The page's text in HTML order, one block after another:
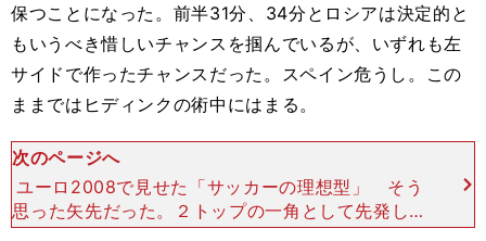
保つことになった。前半31分、34分とロシアは決定的と
もいうべき惜しいチャンスを掴んでいるが、いずれも左
サイドで作ったチャンスだった。スペイン危うし。この
ままではヒディンクの術中にはまる。
次のページへ
ユーロ2008で見せた「サッカーの理想型」 そう
思った矢先だった。２トップの一角として先発した
ダビド・ビジャが負傷し、退場を余儀なくされたの